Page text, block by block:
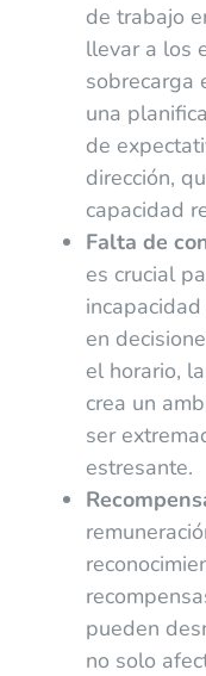
de trabajo
llevar a los
sobrecarga
una
de
dirección,
capacidad
Falta de
es crucial
en
el horario,
crea un
ser
estresante.
pueden
no solo